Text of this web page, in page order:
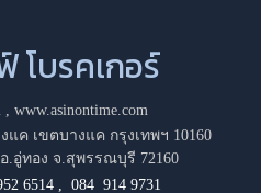
โบรคเกอร์
, www.asinontime.com
แค เขตบางแค กรุงเทพฯ 10160
.อู่ทอง จ.สุพรรณบุรี 72160
6514 ,084 914 9731